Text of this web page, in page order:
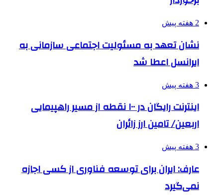
2 هفته پیش
نشان تعهد به مسئولیت اجتماعی سازمانی به
ایرانسل اعطا شد
3 هفته پیش
اینترنت رایگان در ۱۰۰ نقطه از مسیر راهپیمایی
اربعین/ تامین ارز زائران
3 هفته پیش
عارف: ایران برای توسعه فناوری از کسی اجازه
نمی‌گیرد